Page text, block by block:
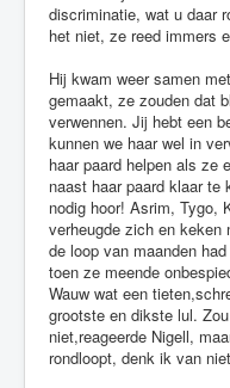
discriminatie, wat u daar
het niet, ze reed immers
Hij kwam weer samen
gemaakt, ze zouden
verwennen. Jij hebt een
kunnen we haar wel in
haar paard helpen als ze
naast haar paard klaar te
nodig hoor! Asrim, Tygo,
verheugde zich en keken
de loop van maanden
toen ze meende
Wauw wat een
grootste en dikste lul.
niet,reageerde Nigell,
rondloopt, denk ik van